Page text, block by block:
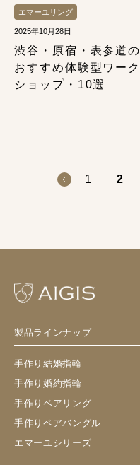
エマーユリング
2025年10月28日
渋谷・原宿・表参道の
おすすめ体験型ワーク
ショップ・10選
1 2
製品ラインナップ
手作り結婚指輪
手作り婚約指輪
手作りペアリング
手作りペアバングル
エマーユシリーズ